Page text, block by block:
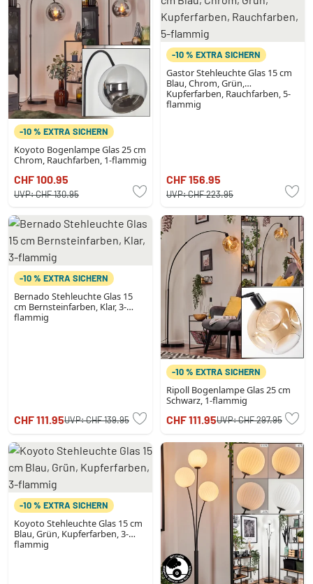
-10 % EXTRA SICHERN
Koyoto Bogenlampe Glas 25 cm
Chrom, Rauchfarben, 1-flammig
CHF 100.95
UVP:CHF 130.95
-10 % EXTRA SICHERN
Gastor Stehleuchte Glas 15 cm
Blau, Chrom, Grün,
Kupferfarben, Rauchfarben, 5-
flammig
CHF 156.95
UVP:CHF 223.95
-10 % EXTRA SICHERN
Bernado Stehleuchte Glas 15
cm Bernsteinfarben, Klar, 3-
flammig
CHF 111.95UVP:CHF 139.95
-10 % EXTRA SICHERN
Ripoll Bogenlampe Glas 25 cm
Schwarz, 1-flammig
CHF 111.95UVP:CHF 297.95
-10 % EXTRA SICHERN
Koyoto Stehleuchte Glas 15 cm
Blau, Grün, Kupferfarben, 3-
flammig